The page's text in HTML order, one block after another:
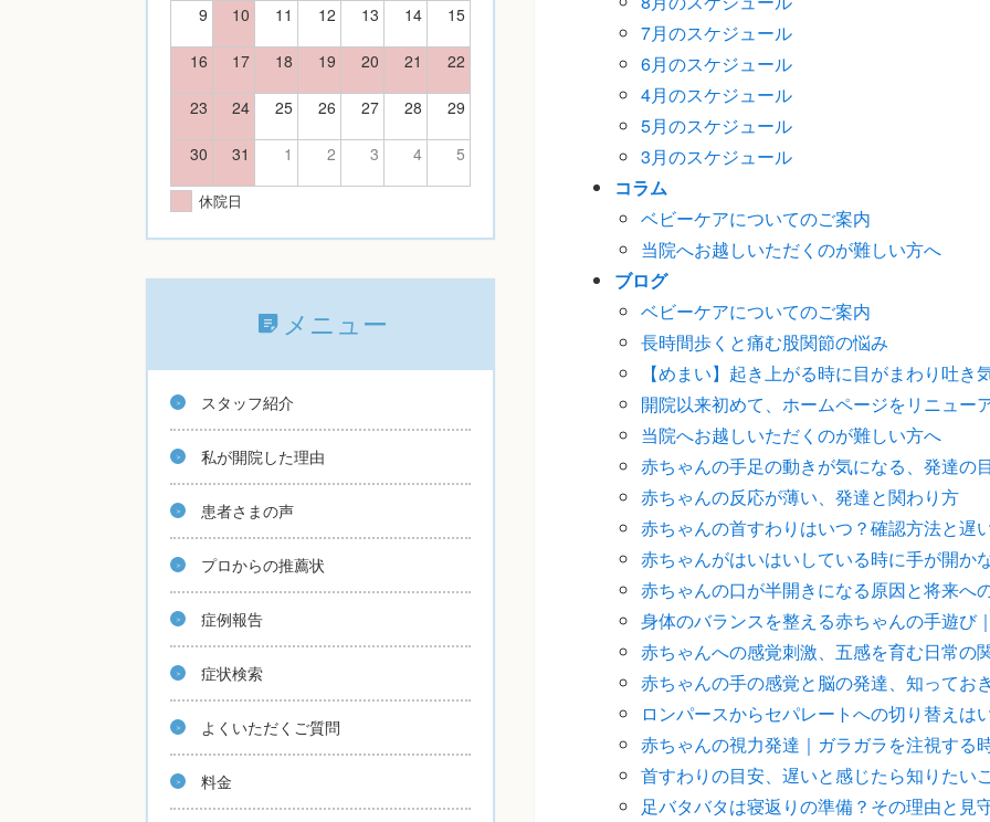
7月のスケジュール
6月のスケジュール
4月のスケジュール
5月のスケジュール
3月のスケジュール
コラム
ベビーケアについてのご案内
当院へお越しいただくのが難しい方へ
ブログ
ベビーケアについてのご案内
長時間歩くと痛む股関節の悩み
【めまい】起き上がる時に目がまわり吐
開院以来初めて、ホームページをリニュー
当院へお越しいただくのが難しい方へ
赤ちゃんの手足の動きが気になる、発達の
赤ちゃんの反応が薄い、発達と関わり方
赤ちゃんの首すわりはいつ？確認方法と遅
赤ちゃんがはいはいしている時に手が開か
赤ちゃんの口が半開きになる原因と将来へ
身体のバランスを整える赤ちゃんの手遊び
赤ちゃんへの感覚刺激、五感を育む日常の
赤ちゃんの手の感覚と脳の発達、知ってお
ロンパースからセパレートへの切り替えは
赤ちゃんの視力発達｜ガラガラを注視する
首すわりの目安、遅いと感じたら知りたい
足バタバタは寝返りの準備？その理由と見
9 10 11 12 13 14 15
16 17 18 19 20 21 22
23 24 25 26 27 28 29
30 31 1 2 3 4 5
休院日
メニュー
スタッフ紹介
私が開院した理由
患者さまの声
プロからの推薦状
症例報告
症状検索
よくいただくご質問
料金